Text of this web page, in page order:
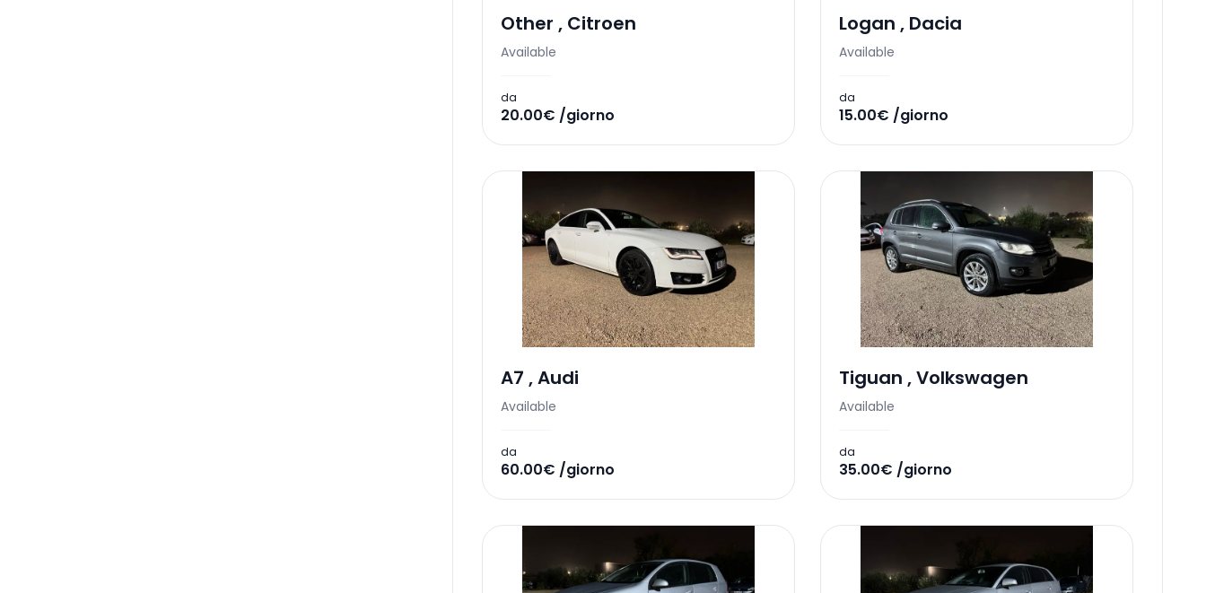
Other , Citroen
Available
da
20.00€ /giorno
Logan , Dacia
Available
da
15.00€ /giorno
A7 ,Audi
Available
da
60.00€ /giorno
Tiguan ,Volkswagen
Available
da
35.00€ /giorno